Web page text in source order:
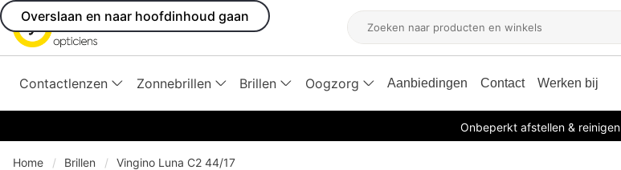
Overslaan en naar hoofdinhoud gaan
Zoeken
Contactlenzen Zonnebrillen Brillen Oogzorg Aanbiedingen Contact Werken bij
Onbeperkt afstellen & reinigen
Home Brillen Vingino Luna C2 44/17